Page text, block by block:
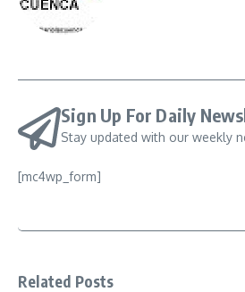
Sign Up For Daily
Stay updated with our weekly
[mc4wp_form]
Related Posts